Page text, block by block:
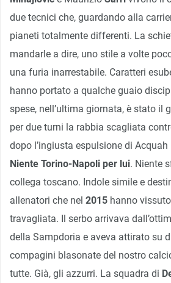
due tecnici che, guardando alla
pianeti totalmente differenti. La
mandarle a dire, uno stile a volte
una furia inarrestabile. Caratteri
hanno portato a qualche guaio
spese, nell’ultima giornata, è stato il
per due turni la rabbia scagliata
dopo l’ingiusta espulsione di
Niente Torino-Napoli per lui. Niente
collega toscano. Indole simile e
allenatori che nel 2015 hanno
travagliata. Il serbo arrivava
della Sampdoria e aveva attirato su
compagini blasonate del nostro
tutte. Già, gli azzurri. La squadra di